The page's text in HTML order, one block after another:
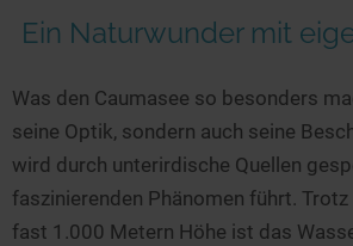
Österreich
Frankreich
Niederlande
Schweden
Norwegen
Ein Naturwunder mit
Was den Caumasee so besonders
seine Optik, sondern auch seine
wird durch unterirdische Quellen
faszinierenden Phänomen führt.
fast 1.000 Metern Höhe ist das